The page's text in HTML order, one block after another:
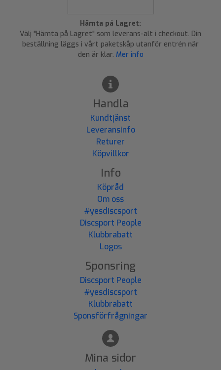
Hämta på Lagret:
Välj "Hämta på Lagret" som leverans-alt i checkout. Din
beställning läggs i vårt paketskåp utanför entrén när
den är klar. Mer info
Handla
Kundtjänst
Leveransinfo
Returer
Köpvillkor
Info
Köpråd
Om oss
#yesdiscsport
Discsport People
Klubbrabatt
Logos
Sponsring
Discsport People
#yesdiscsport
Klubbrabatt
Sponsförfrågningar
Mina sidor